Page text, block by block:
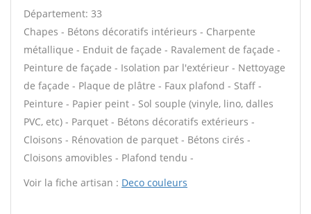
Département: 33
Chapes - Bétons décoratifs intérieurs - Charpente
métallique - Enduit de façade - Ravalement de façade -
Peinture de façade - Isolation par l'extérieur - Nettoyage
de façade - Plaque de plâtre - Faux plafond - Staff -
Peinture - Papier peint - Sol souple (vinyle, lino, dalles
PVC, etc) - Parquet - Bétons décoratifs extérieurs -
Cloisons - Rénovation de parquet - Bétons cirés -
Cloisons amovibles - Plafond tendu -
Voir la fiche artisan : Deco couleurs